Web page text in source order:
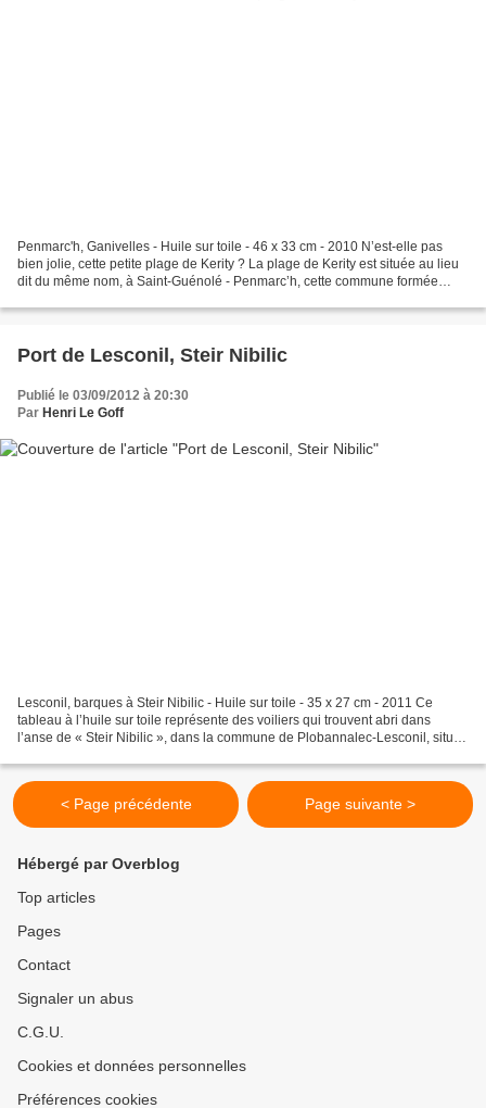
Penmarc'h, Ganivelles - Huile sur toile - 46 x 33 cm - 2010 N’est-elle pas
bien jolie, cette petite plage de Kerity ? La plage de Kerity est située au lieu
dit du même nom, à Saint-Guénolé - Penmarc’h, cette commune formée
Port de Lesconil, Steir Nibilic
Publié le 03/09/2012 à 20:30
Par Henri Le Goff
Lesconil, barques à Steir Nibilic - Huile sur toile - 35 x 27 cm - 2011 Ce
tableau à l’huile sur toile représente des voiliers qui trouvent abri dans
l’anse de « Steir Nibilic », dans la commune de Plobannalec-Lesconil, située
< Page précédente Page suivante >
Hébergé par Overblog
Top articles
Pages
Contact
Signaler un abus
C.G.U.
Cookies et données personnelles
Préférences cookies